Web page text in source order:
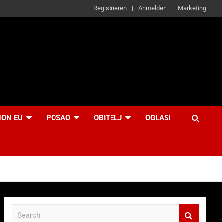
Registrieren Anmelden Marketing
EU POSAO OBITELJ OGLASI